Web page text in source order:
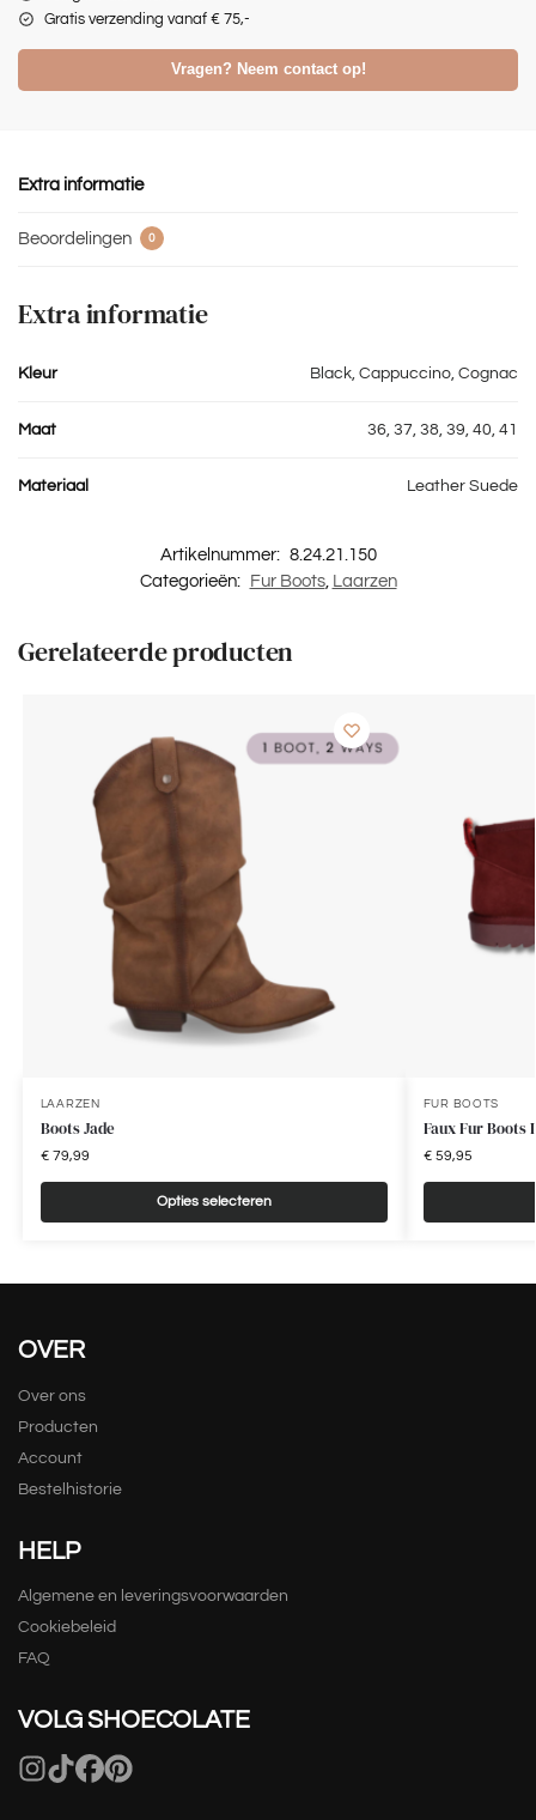
Gratis verzending vanaf € 75,-
Vragen? Neem contact op!
Extra informatie
Beoordelingen 0
Extra informatie
Kleur Black, Cappuccino, Cognac
Maat 36, 37, 38, 39, 40, 41
Materiaal Leather Suede
Artikelnummer: 8.24.21.150
Categorieën:
Fur Boots, Laarzen
Gerelateerde producten
LAARZEN
Boots Jade
€79,99
Opties selecteren
FUR BOOTS
Faux Fur Boots
€59,95
OVER
Over ons
Producten
Account
Bestelhistorie
HELP
Algemene en leveringsvoorwaarden
Cookiebeleid
FAQ
VOLG SHOECOLATE